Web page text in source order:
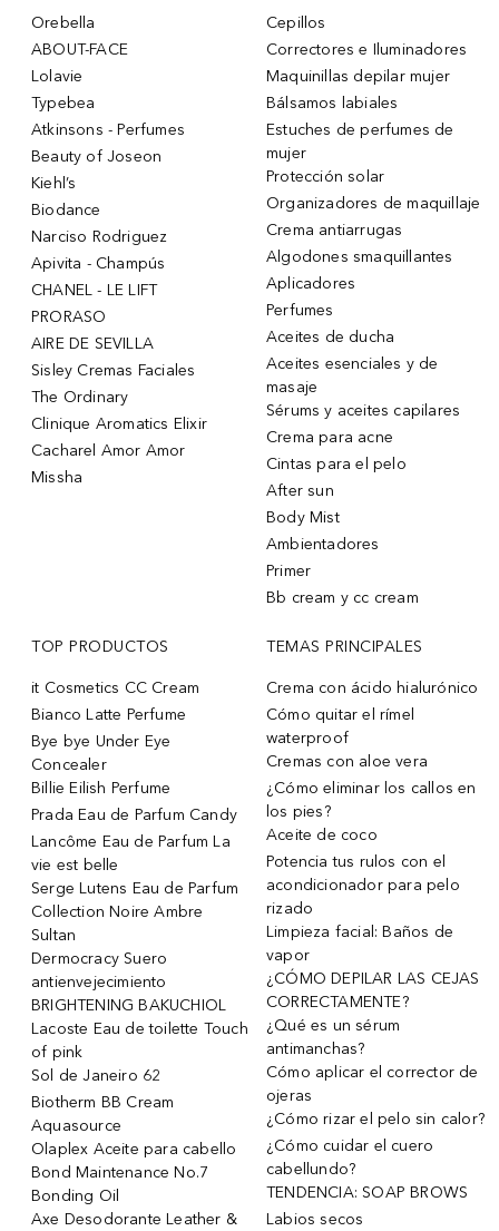
Orebella
ABOUT-FACE
Lolavie
Typebea
Atkinsons - Perfumes
Beauty of Joseon
Kiehl’s
Biodance
Narciso Rodriguez
Apivita - Champús
CHANEL - LE LIFT
PRORASO
AIRE DE SEVILLA
Sisley Cremas Faciales
The Ordinary
Clinique Aromatics Elixir
Cacharel Amor Amor
Missha
Cepillos
Correctores e Iluminadores
Maquinillas depilar mujer
Bálsamos labiales
Estuches de perfumes de
mujer
Protección solar
Organizadores de maquillaje
Crema antiarrugas
Algodones smaquillantes
Aplicadores
Perfumes
Aceites de ducha
Aceites esenciales y de
masaje
Sérums y aceites capilares
Crema para acne
Cintas para el pelo
After sun
Body Mist
Ambientadores
Primer
Bb cream y cc cream
TOP PRODUCTOS
it Cosmetics CC Cream
Bianco Latte Perfume
Bye bye Under Eye
Concealer
Billie Eilish Perfume
Prada Eau de Parfum Candy
Lancôme Eau de Parfum La
vie est belle
Serge Lutens Eau de Parfum
Collection Noire Ambre
Sultan
Dermocracy Suero
antienvejecimiento
BRIGHTENING BAKUCHIOL
Lacoste Eau de toilette Touch
of pink
Sol de Janeiro 62
Biotherm BB Cream
Aquasource
Olaplex Aceite para cabello
Bond Maintenance No.7
Bonding Oil
Axe Desodorante Leather &
TEMAS PRINCIPALES
Crema con ácido hialurónico
Cómo quitar el rímel
waterproof
Cremas con aloe vera
¿Cómo eliminar los callos en
los pies?
Aceite de coco
Potencia tus rulos con el
acondicionador para pelo
rizado
Limpieza facial: Baños de
vapor
¿CÓMO DEPILAR LAS CEJAS
CORRECTAMENTE?
¿Qué es un sérum
antimanchas?
Cómo aplicar el corrector de
ojeras
¿Cómo rizar el pelo sin calor?
¿Cómo cuidar el cuero
cabellundo?
TENDENCIA: SOAP BROWS
Labios secos